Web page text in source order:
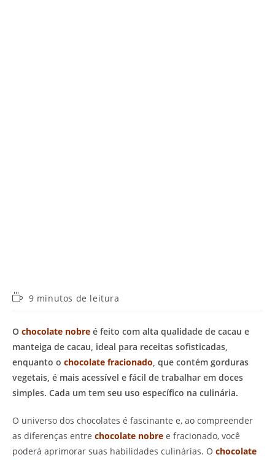
Tempo9 minutos de leitura
O chocolate nobre é feito com alta qualidade de cacau e
manteiga de cacau, ideal para receitas sofisticadas,
enquanto o chocolate fracionado, que contém gorduras
vegetais, é mais acessível e fácil de trabalhar em doces
simples. Cada um tem seu uso específico na culinária.
O universo dos chocolates é fascinante e, ao compreender
as diferenças entre chocolate nobre e fracionado, você
poderá aprimorar suas habilidades culinárias. O chocolate